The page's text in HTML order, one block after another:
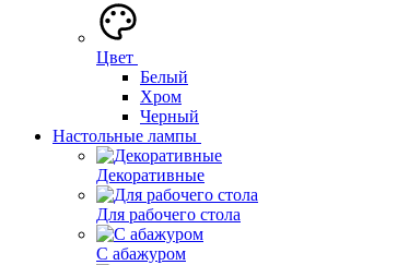
Цвет
Белый
Хром
Черный
Настольные лампы
Декоративные
Для рабочего стола
С абажуром